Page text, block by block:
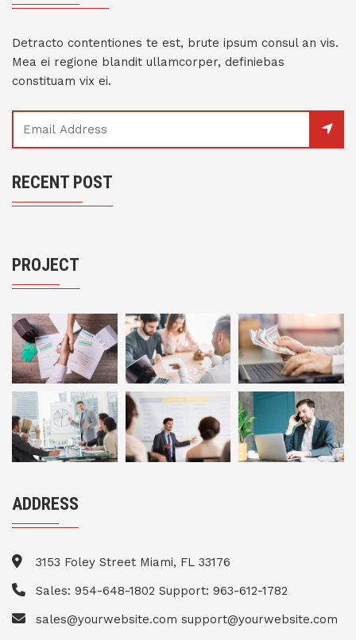
Detracto contentiones te est, brute ipsum consul an vis.
Mea ei regione blandit ullamcorper, definiebas
constituam vix ei.
RECENT POST
PROJECT
ADDRESS
3153 Foley Street Miami, FL 33176
Sales: 954-648-1802 Support: 963-612-1782
sales@yourwebsite.com support@yourwebsite.com